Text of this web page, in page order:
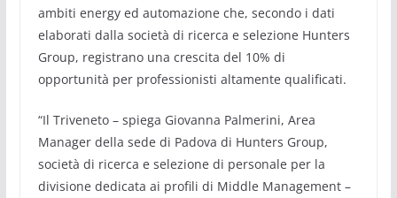
ambiti energy ed automazione che, secondo i dati
elaborati dalla società di ricerca e selezione Hunters
Group, registrano una crescita del 10% di
opportunità per professionisti altamente qualificati.
“Il Triveneto – spiega Giovanna Palmerini, Area
Manager della sede di Padova di Hunters Group,
società di ricerca e selezione di personale per la
divisione dedicata ai profili di Middle Management –